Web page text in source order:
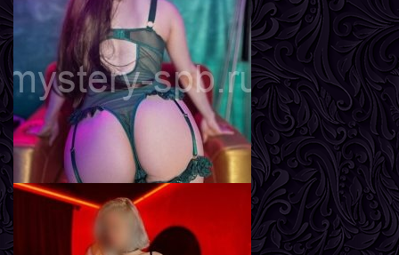
Возраст24
170 см
57 кг
Грудь
2-й